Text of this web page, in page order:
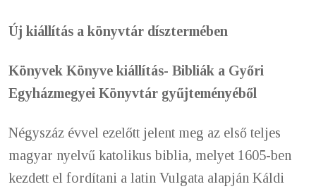
Új kiállítás a könyvtár dísztermében
Könyvek Könyve kiállítás- Bibliák a Győri
Egyházmegyei Könyvtár gyűjteményéből
Négyszáz évvel ezelőtt jelent meg az első teljes
magyar nyelvű katolikus biblia, melyet 1605-ben
kezdett el fordítani a latin Vulgata alapján Káldi